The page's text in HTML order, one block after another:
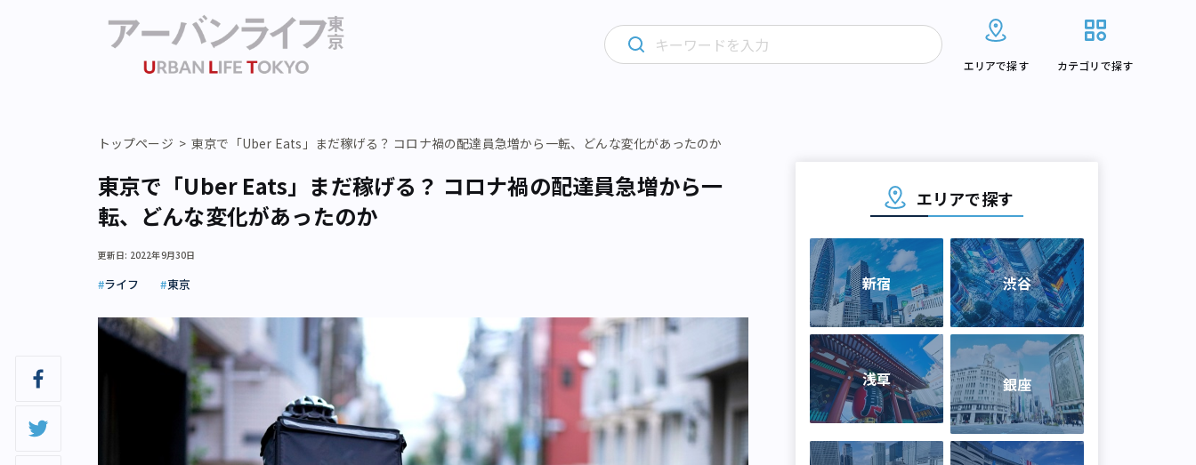
エリアで探す カテゴリで探す
トップページ 東京で「Uber Eats」まだ稼げる？ コロナ禍の配達員急増から一転、どんな変化があったのか
東京で「Uber Eats」まだ稼げる？ コロナ禍の配達員急増から一
転、どんな変化があったのか
更新日: 2022年9月30日
ライフ 東京
エリアで探す
新宿 渋谷
浅草 銀座